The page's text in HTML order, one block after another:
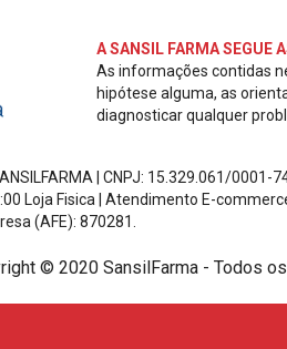
A SANSIL FARMA SEGUE
As informações contidas
hipótese alguma, as
diagnosticar qualquer
| CNPJ: 15.329.061/0001-
Loja Fisica | Atendimento E-
(AFE): 870281.
© 2020 SansilFarma - Todos